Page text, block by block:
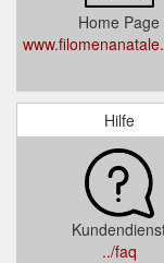
Home Page
Hilfe
../faq